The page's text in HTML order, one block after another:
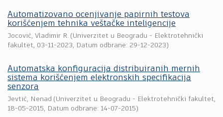
Automatizovano ocenjivanje papirnih testova
korišćenjem tehnika veštačke inteligencije
Jocović, Vladimir R. (Univerzitet u Beogradu - Elektrotehnički
fakultet, 03-11-2023, Datum odbrane: 29-12-2023)
Automatska konfiguracija distribuiranih mernih
sistema korišćenjem elektronskih specifikacija
senzora
Jevtić, Nenad (Univerzitet u Beogradu - Elektrotehnički fakultet,
18-05-2015, Datum odbrane: 14-07-2015)